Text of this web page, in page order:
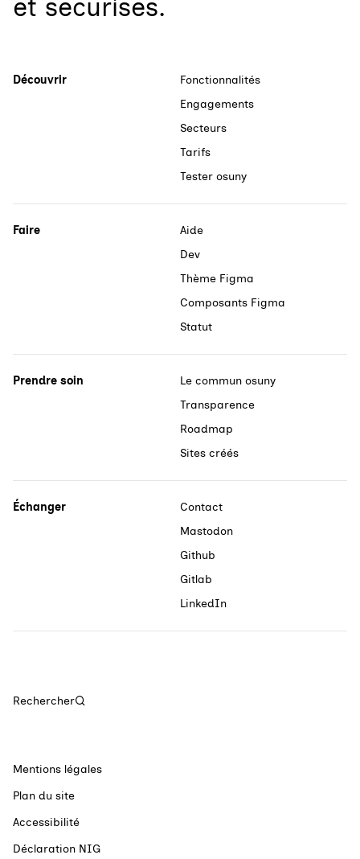
et sécurisés.
Découvrir
Fonctionnalités
Engagements
Secteurs
Tarifs
Tester osuny
Faire
Aide
Dev
Thème Figma
Composants Figma
Statut
Prendre soin
Le commun osuny
Transparence
Roadmap
Sites créés
Échanger
Contact
Mastodon
Github
Gitlab
LinkedIn
Rechercher
Mentions légales
Plan du site
Accessibilité
Déclaration NIG